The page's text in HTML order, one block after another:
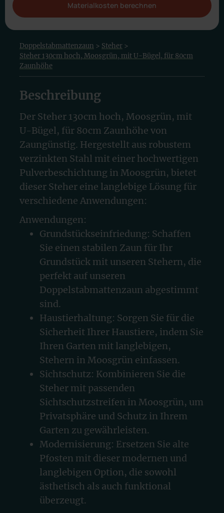
Materialkosten berechnen
Doppelstabmattenzaun > Steher >
Steher 130cm hoch, Moosgrün, mit U-Bügel, für 80cm
Zaunhöhe
Beschreibung
Der Steher 130cm hoch, Moosgrün, mit
U-Bügel, für 80cm Zaunhöhe von
Zaungünstig. Hergestellt aus robustem
verzinkten Stahl mit einer hochwertigen
Pulverbeschichtung in Moosgrün, bietet
dieser Steher eine langlebige Lösung für
verschiedene Anwendungen:
Anwendungen:
Grundstückseinfriedung: Schaffen
Sie einen stabilen Zaun für Ihr
Grundstück mit unseren Stehern, die
perfekt auf unseren
Doppelstabmattenzaun abgestimmt
sind.
Haustierhaltung: Sorgen Sie für die
Sicherheit Ihrer Haustiere, indem Sie
Ihren Garten mit langlebigen,
Stehern in Moosgrün einfassen.
Sichtschutz: Kombinieren Sie die
Steher mit passenden
Sichtschutzstreifen in Moosgrün, um
Privatsphäre und Schutz in Ihrem
Garten zu gewährleisten.
Modernisierung: Ersetzen Sie alte
Pfosten mit dieser modernen und
langlebigen Option, die sowohl
ästhetisch als auch funktional
überzeugt.